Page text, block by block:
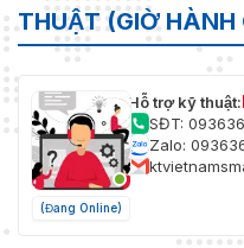
THUẬT (GIỜ HÀNH
(Đang Online)
Hỗ trợ kỹ thuật:
SĐT:
Zalo: